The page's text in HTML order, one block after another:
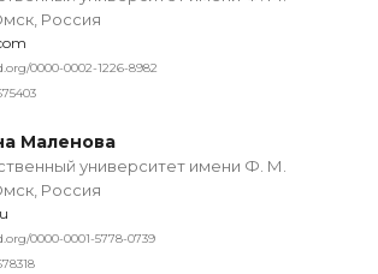
Россия
0000-0002-1226-8982
Маленова
университет имени Ф. М.
Россия
0000-0001-5778-0739